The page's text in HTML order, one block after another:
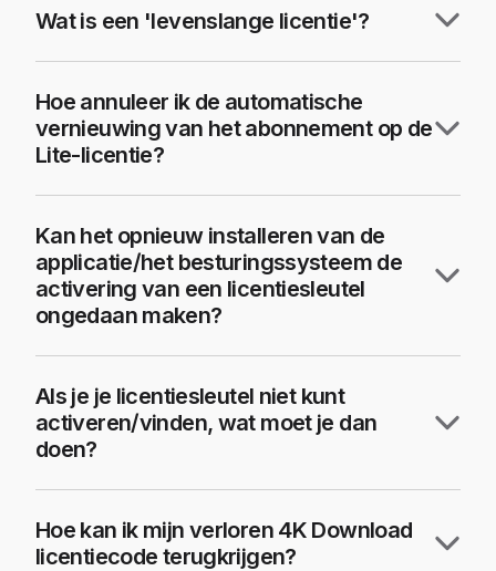
Wat is een 'levenslange licentie'?
Hoe annuleer ik de automatische
vernieuwing van het abonnement op de
Lite-licentie?
Kan het opnieuw installeren van de
applicatie/het besturingssysteem de
activering van een licentiesleutel
ongedaan maken?
Als je je licentiesleutel niet kunt
activeren/vinden, wat moet je dan
doen?
Hoe kan ik mijn verloren 4K Download
licentiecode terugkrijgen?